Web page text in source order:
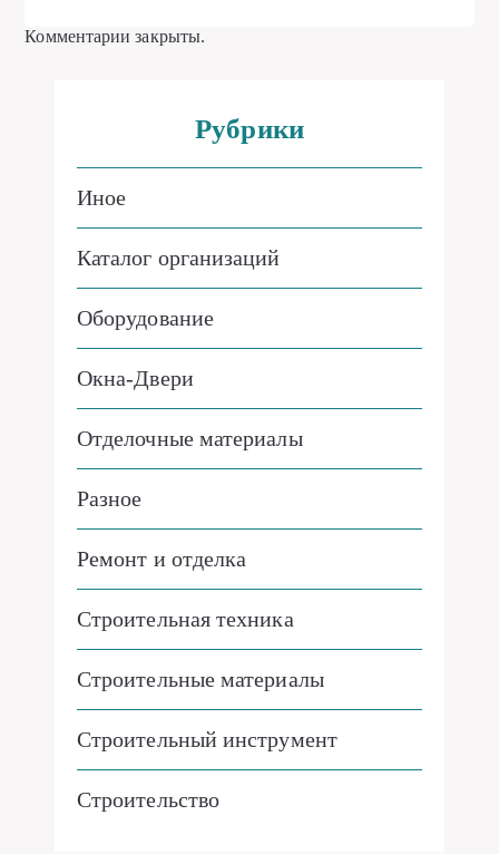
Комментарии закрыты.
Рубрики
Иное
Каталог организаций
Оборудование
Окна-Двери
Отделочные материалы
Разное
Ремонт и отделка
Строительная техника
Строительные материалы
Строительный инструмент
Строительство